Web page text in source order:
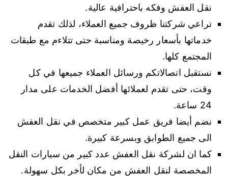
نقل العفش وفكه باحترافية عالية.
تراعي شركتنا ظروف جميع العملاء، لذلك تقدم
خدماتها بأسعار رخيصة ومناسبة حتى تتلاءم مع طبقات
المجتمع كلها.
نستقبل اتصالاتكم ورسائل العملاء جميعها في كل
وقت، حتى تقدم لعملائها أفضل الخدمات على مدار
24 ساعة.
نضم أيضا فريق عمل كبير متخصص في نقل العفش
الى جميع الطوابق وبسرعة كبيرة.
كما ان لشركة نقل العفش عدد كبير من سيارات النقل
المخصصة لنقل العفش من مكان لأخر بكل سهولة.